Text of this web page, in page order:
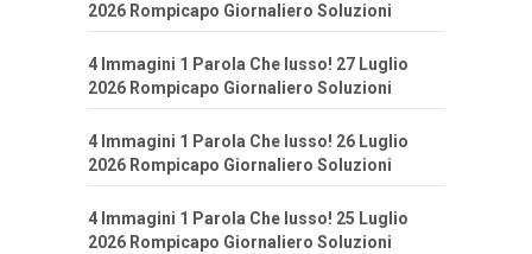
2026 Rompicapo Giornaliero Soluzioni
4 Immagini 1 Parola Che lusso! 27 Luglio
2026 Rompicapo Giornaliero Soluzioni
4 Immagini 1 Parola Che lusso! 26 Luglio
2026 Rompicapo Giornaliero Soluzioni
4 Immagini 1 Parola Che lusso! 25 Luglio
2026 Rompicapo Giornaliero Soluzioni